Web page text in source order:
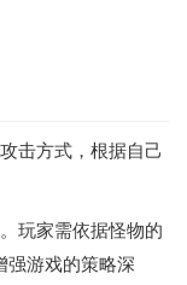
击方式，根据自己
玩家需依据怪物的
强游戏的策略深